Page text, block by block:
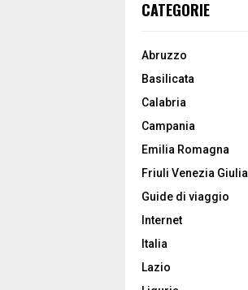
CATEGORIE
Abruzzo
Basilicata
Calabria
Campania
Emilia Romagna
Friuli Venezia Giulia
Guide di viaggio
Internet
Italia
Lazio